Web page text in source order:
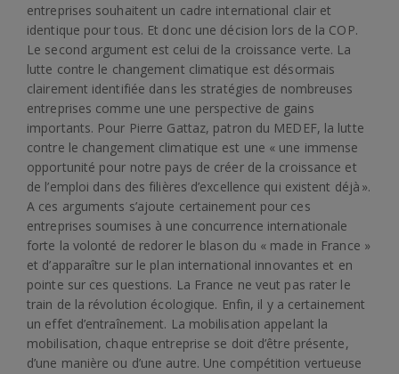
entreprises souhaitent un cadre international clair et
identique pour tous. Et donc une décision lors de la COP.
Le second argument est celui de la croissance verte. La
lutte contre le changement climatique est désormais
clairement identifiée dans les stratégies de nombreuses
entreprises comme une une perspective de gains
importants. Pour Pierre Gattaz, patron du MEDEF, la lutte
contre le changement climatique est une « une immense
opportunité pour notre pays de créer de la croissance et
de l’emploi dans des filières d’excellence qui existent déjà ».
A ces arguments s’ajoute certainement pour ces
entreprises soumises à une concurrence internationale
forte la volonté de redorer le blason du « made in France »
et d’apparaître sur le plan international innovantes et en
pointe sur ces questions. La France ne veut pas rater le
train de la révolution écologique. Enfin, il y a certainement
un effet d’entraînement. La mobilisation appelant la
mobilisation, chaque entreprise se doit d’être présente,
d’une manière ou d’une autre. Une compétition vertueuse